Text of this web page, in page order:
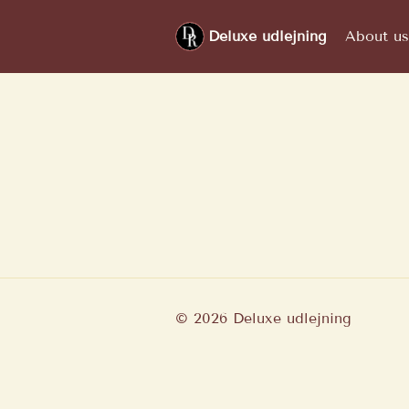
Deluxe udlejning About us
© 2026 Deluxe udlejning